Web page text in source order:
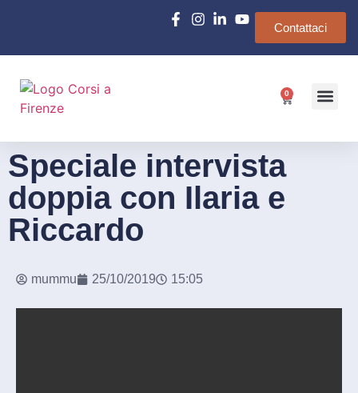
Contattaci
0
Speciale intervista
doppia con Ilaria e
Riccardo
mummu 25/10/2019 15:05